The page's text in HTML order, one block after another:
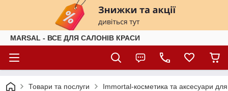
MARSAL - ВСЕ ДЛЯ САЛОНІВ КРАСИ
Товари та послуги Immortal-косметика та аксесуари для